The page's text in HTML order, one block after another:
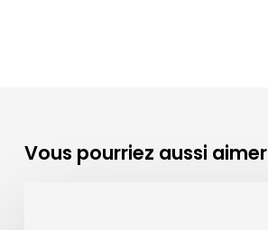
Vous pourriez aussi aimer